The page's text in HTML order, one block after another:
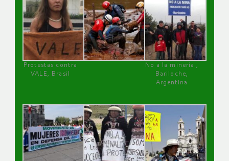
Protestas contra
VALE, Brasil
No a la minería ,
Bariloche,
Argentina